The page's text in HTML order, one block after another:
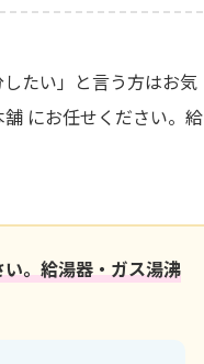
たい」と言う方はお気
にお任せください。給
。給湯器・ガス湯沸